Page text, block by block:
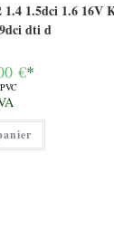
1.5dci 1.6 16V
dti d
€.
€*